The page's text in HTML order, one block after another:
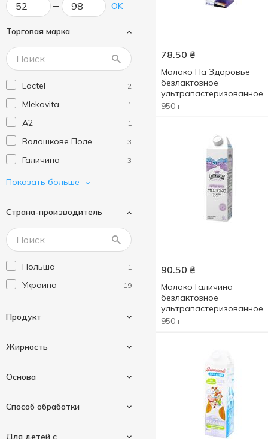
OK
Торговая марка
Lactel 2
Mlekovita 1
А2 1
Волошкове Поле 3
Галичина 3
На Здоров'я
Слов'яночка 1
Ферма 1
Яготинське
Яготинське для дітей 2
Показать больше
Страна-производитель
Польша 1
Украина 19
Продукт
Жирность
0.5 %
Основа
Способ обработки
Для детей с
78.50 ₴
Молоко На Здоровье
безлактозное
ультрапастеризованное
2,5% 950г
950 г
90.50 ₴
Молоко Галичина
безлактозное
ультрапастеризованное
2,5% 950г
950 г